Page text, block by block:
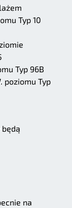
Typ 10
Typ 96B
poziomu Typ
na